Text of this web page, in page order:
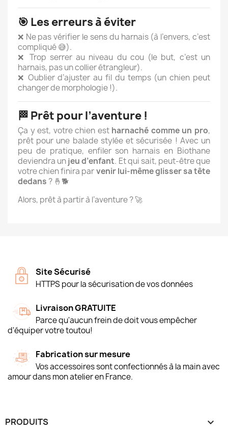
🎯 Les erreurs à éviter
❌ Ne pas vérifier le sens du harnais (à l’envers, c’est
compliqué 😅).
❌ Trop serrer au niveau du cou (le but, c’est un
harnais, pas un collier étrangleur).
❌ Oublier d’ajuster au fil du temps (un chien peut
changer de morphologie !).
🏁 Prêt pour l’aventure !
Ça y est, votre chien est harnaché comme un pro,
prêt pour une balade stylée et sécurisée ! Avec un
peu de pratique, enfiler son harnais en Biothane
deviendra unjeu d’enfant. Et qui sait, peut-être que
votre chien finira parvenir lui-même glisser sa tête
dedans ? 🤞🐕
Alors, prêt à partir à l’aventure ? 🚀
Site Sécurisé
HTTPS pour la sécurisation de vos données
Livraison GRATUITE
Parce qu'aucun frein de doit vous empêcher
d'équiper votre toutou!
Fabrication sur mesure
Vos accessoires sont confectionnés à la main avec
amour dans mon atelier en France.
PRODUITS 